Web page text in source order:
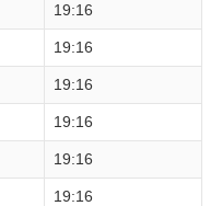
19:16
19:16
19:16
19:16
19:16
19:16